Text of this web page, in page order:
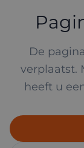
De
verplaatst.
heeft u